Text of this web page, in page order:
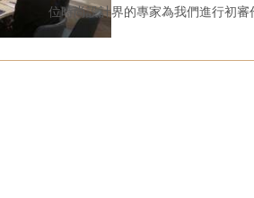
位時尚設計界的專家為我們進行初